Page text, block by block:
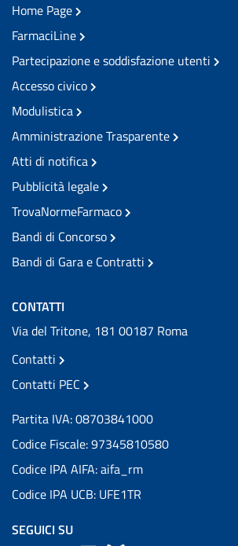
Home Page
FarmaciLine
Partecipazione e soddisfazione utenti
Accesso civico
Modulistica
Amministrazione Trasparente
Atti di notifica
Pubblicità legale
TrovaNormeFarmaco
Bandi di Concorso
Bandi di Gara e Contratti
CONTATTI
Via del Tritone, 181 00187 Roma
Contatti
Contatti PEC
Partita IVA: 08703841000
Codice Fiscale: 97345810580
Codice IPA AIFA: aifa_rm
Codice IPA UCB: UFE1TR
SEGUICI SU